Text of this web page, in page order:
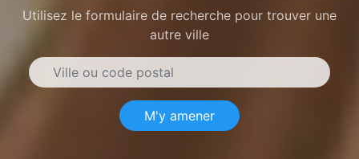
Utilisez le formulaire de recherche pour trouver une
autre ville
M'y amener